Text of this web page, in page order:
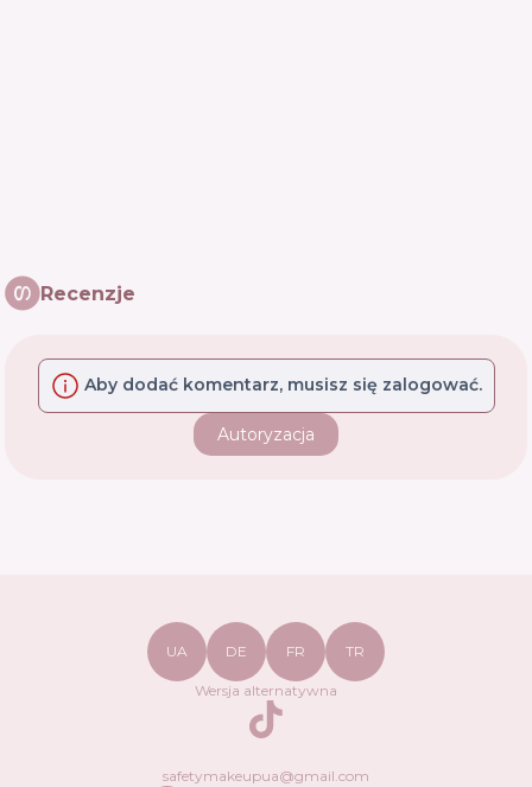
Recenzje
Aby dodać komentarz, musisz się zalogować.
Autoryzacja
UA DE FR TR
Wersja alternatywna
TikTok
safetymakeupua@gmail.com